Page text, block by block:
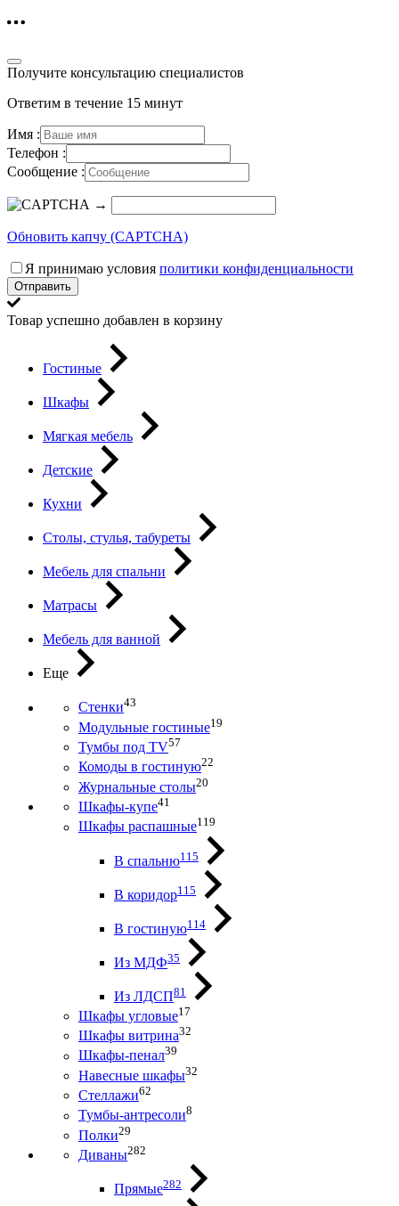
Получите консультацию специалистов
Ответим в течение 15 минут
Имя :
Телефон :
Сообщение :
→
Обновить капчу (CAPTCHA)
Я принимаю условия политики конфиденциальности
Отправить
Товар успешно добавлен в корзину
Гостиные
Шкафы
Мягкая мебель
Детские
Кухни
Столы, стулья, табуреты
Мебель для спальни
Матрасы
Мебель для ванной
Еще
Стенки43
Модульные гостиные19
Тумбы под ТV57
Комоды в гостиную22
Журнальные столы20
Шкафы-купе41
Шкафы распашные119
В спальню115
В коридор115
В гостиную114
Из МДФ35
Из ЛДСП81
Шкафы угловые17
Шкафы витрина32
Шкафы-пенал39
Навесные шкафы32
Стеллажи62
Тумбы-антресоли8
Полки29
Диваны282
Прямые282